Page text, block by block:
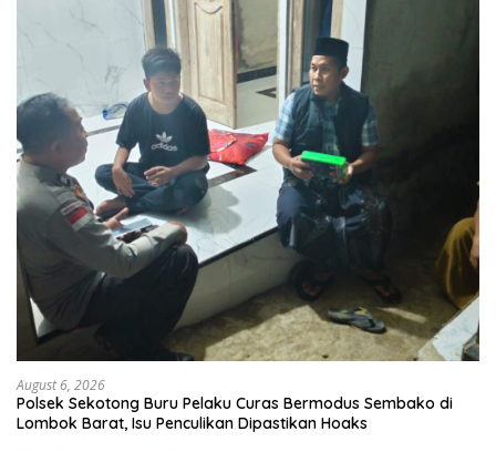
August 6, 2026
Polsek Sekotong Buru Pelaku Curas Bermodus Sembako di
Lombok Barat, Isu Penculikan Dipastikan Hoaks